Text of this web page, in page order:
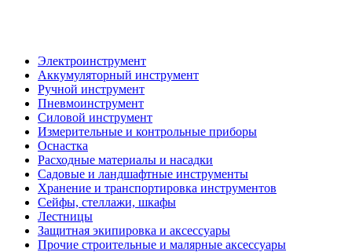
Электроинструмент
Аккумуляторный инструмент
Ручной инструмент
Пневмоинструмент
Силовой инструмент
Измерительные и контрольные приборы
Оснастка
Расходные материалы и насадки
Садовые и ландшафтные инструменты
Хранение и транспортировка инструментов
Сейфы, стеллажи, шкафы
Лестницы
Защитная экипировка и аксессуары
Прочие строительные и малярные аксессуары